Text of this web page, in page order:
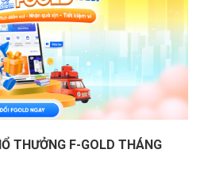
THƯỞNG F-GOLD THÁNG